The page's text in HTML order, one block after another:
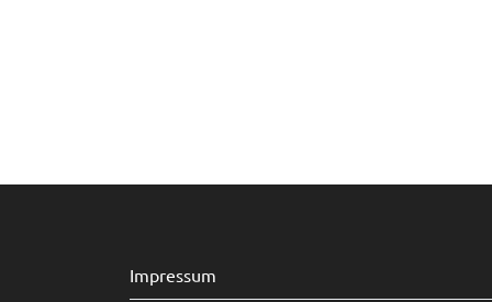
Impressum